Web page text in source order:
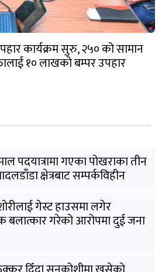
कार्यक्रम सुरु, २५० को सामान
१० लाखको बम्पर उपहार
पदयात्रामा गएका पोखराका तीन
क्षेत्रबाट सम्पर्कविहीन
गेस्ट हाउसमा लगेर
बलात्कार गरेको आरोपमा दुई जना